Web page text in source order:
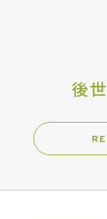
後